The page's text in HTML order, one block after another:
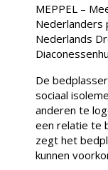
MEPPEL –
Nederlanders
Nederlands
De
sociaal
anderen te
een relatie te
zegt het
kunnen